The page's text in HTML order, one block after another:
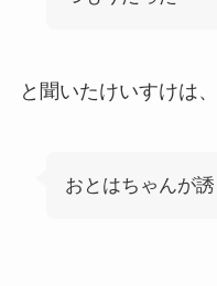
と聞いたけいすけは、
おとはちゃんが